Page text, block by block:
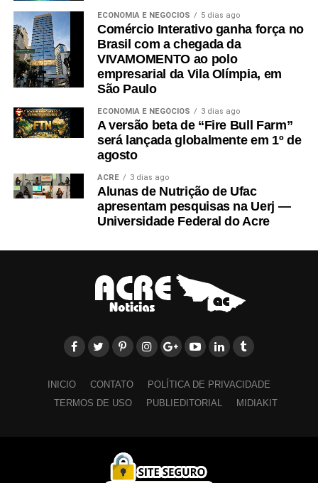
ECONOMIA E NEGÓCIOS 5 dias ago
Comércio Interativo ganha força no
Brasil com a chegada da
VIVAMOMENTO ao polo
empresarial da Vila Olímpia, em
São Paulo
ECONOMIA E NEGÓCIOS 3 dias ago
A versão beta de “Fire Bull Farm”
será lançada globalmente em 1º de
agosto
ACRE 3 dias ago
Alunas de Nutrição de Ufac
apresentam pesquisas na Uerj —
Universidade Federal do Acre
INICIO CONTATO
POLÍTICA DE PRIVACIDADE
TERMOS DE USO
PUBLIEDITORIAL MIDIAKIT